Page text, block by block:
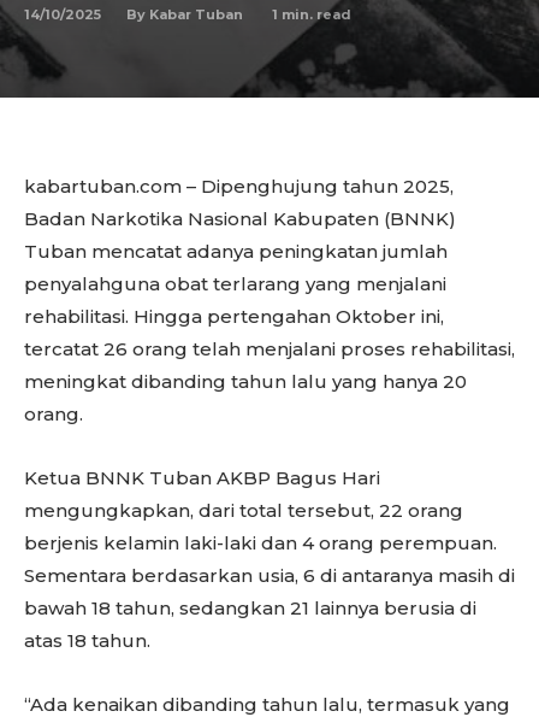
14/10/2025 By Kabar Tuban 1 min. read
kabartuban.com – Dipenghujung tahun 2025,
Badan Narkotika Nasional Kabupaten (BNNK)
Tuban mencatat adanya peningkatan jumlah
penyalahguna obat terlarang yang menjalani
rehabilitasi. Hingga pertengahan Oktober ini,
tercatat 26 orang telah menjalani proses rehabilitasi,
meningkat dibanding tahun lalu yang hanya 20
orang.
Ketua BNNK Tuban AKBP Bagus Hari
mengungkapkan, dari total tersebut, 22 orang
berjenis kelamin laki-laki dan 4 orang perempuan.
Sementara berdasarkan usia, 6 di antaranya masih di
bawah 18 tahun, sedangkan 21 lainnya berusia di
atas 18 tahun.
“Ada kenaikan dibanding tahun lalu, termasuk yang